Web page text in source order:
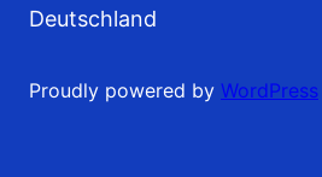
Deutschland
Proudly powered by WordPress